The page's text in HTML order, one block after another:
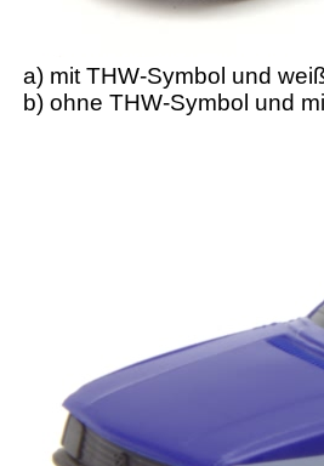
a) mit THW-Symbol und
b) ohne THW-Symbol und